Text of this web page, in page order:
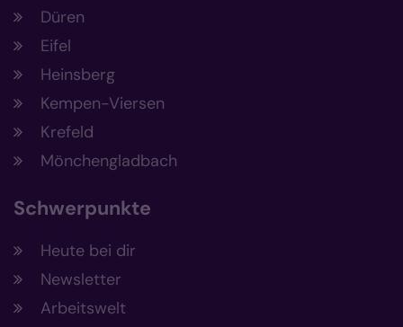
Düren
Eifel
Heinsberg
Kempen-Viersen
Krefeld
Mönchengladbach
Schwerpunkte
Heute bei dir
Newsletter
Arbeitswelt